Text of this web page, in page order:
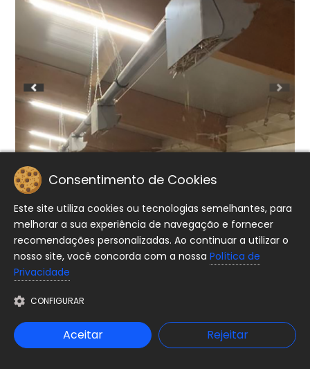
Consentimento de Cookies
Este site utiliza cookies ou tecnologias semelhantes, para
melhorar a sua experiência de navegação e fornecer
recomendações personalizadas. Ao continuar a utilizar o
nosso site, você concorda com a nossa Política de
Privacidade
CONFIGURAR
Aceitar Rejeitar